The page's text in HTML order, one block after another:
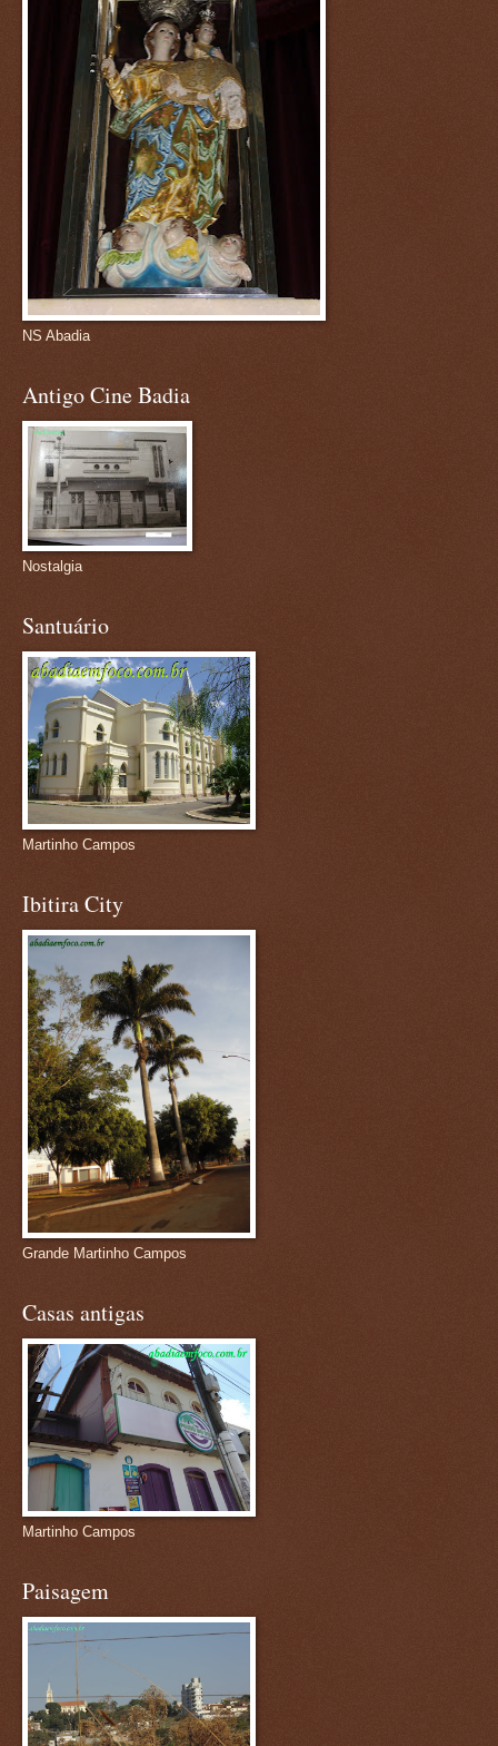
NS Abadia
Antigo Cine Badia
Nostalgia
Santuário
Martinho Campos
Ibitira City
Grande Martinho Campos
Casas antigas
Martinho Campos
Paisagem